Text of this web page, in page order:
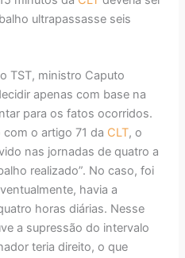
ultrapassasse seis
TST, ministro Caputo
apenas com base na
para os fatos ocorridos.
o artigo 71 da CLT, o
nas jornadas de quatro a
realizado”. No caso, foi
havia a
horas diárias. Nesse
a supressão do intervalo
teria direito, o que